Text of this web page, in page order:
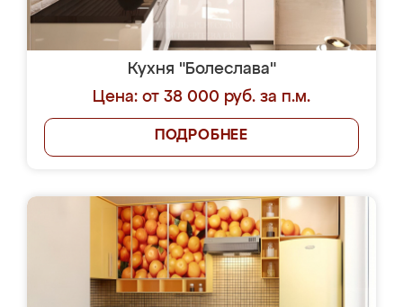
Кухня "Болеслава"
Цена: от 38 000 руб. за п.м.
ПОДРОБНЕЕ